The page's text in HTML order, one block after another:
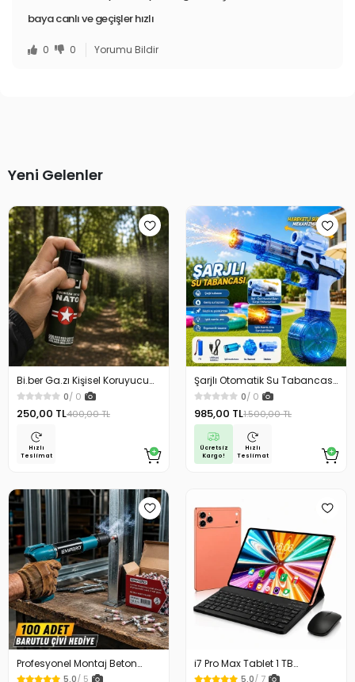
baya canlı ve geçişler hızlı
0 0 Yorumu Bildir
Yeni Gelenler
Bi.ber Ga.zı Kişisel Koruyucu
Ekipman Savunma İçin
0/ 0
250,00 TL400,00 TL
Hızlı
Teslimat
Şarjlı Otomatik Su Tabancası
Oyuncak Geniş Hazneli
0/ 0
985,00 TL1.500,00 TL
Ücretsiz
Kargo!
Hızlı
Teslimat
Profesyonel Montaj Beton
Duvar ve Çelik Yüzey Çivi
5.0/ 5
i7 Pro Max Tablet 1 TB
Depolama 16 GB Ram
5.0/ 7